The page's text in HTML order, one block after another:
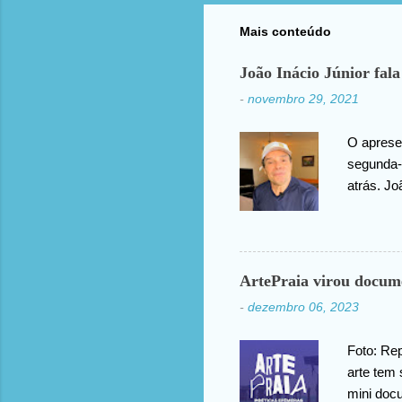
Mais conteúdo
João Inácio Júnior fala
- novembro 29, 2021
O
atrás.
ArtePraia virou
- dezembro 06, 2023
Foto:
arte tem
mini